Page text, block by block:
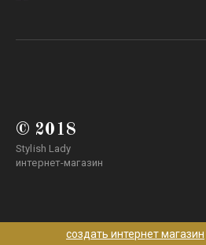
© 2018
Stylish Lady
интернет-магазин
создать интернет магазин